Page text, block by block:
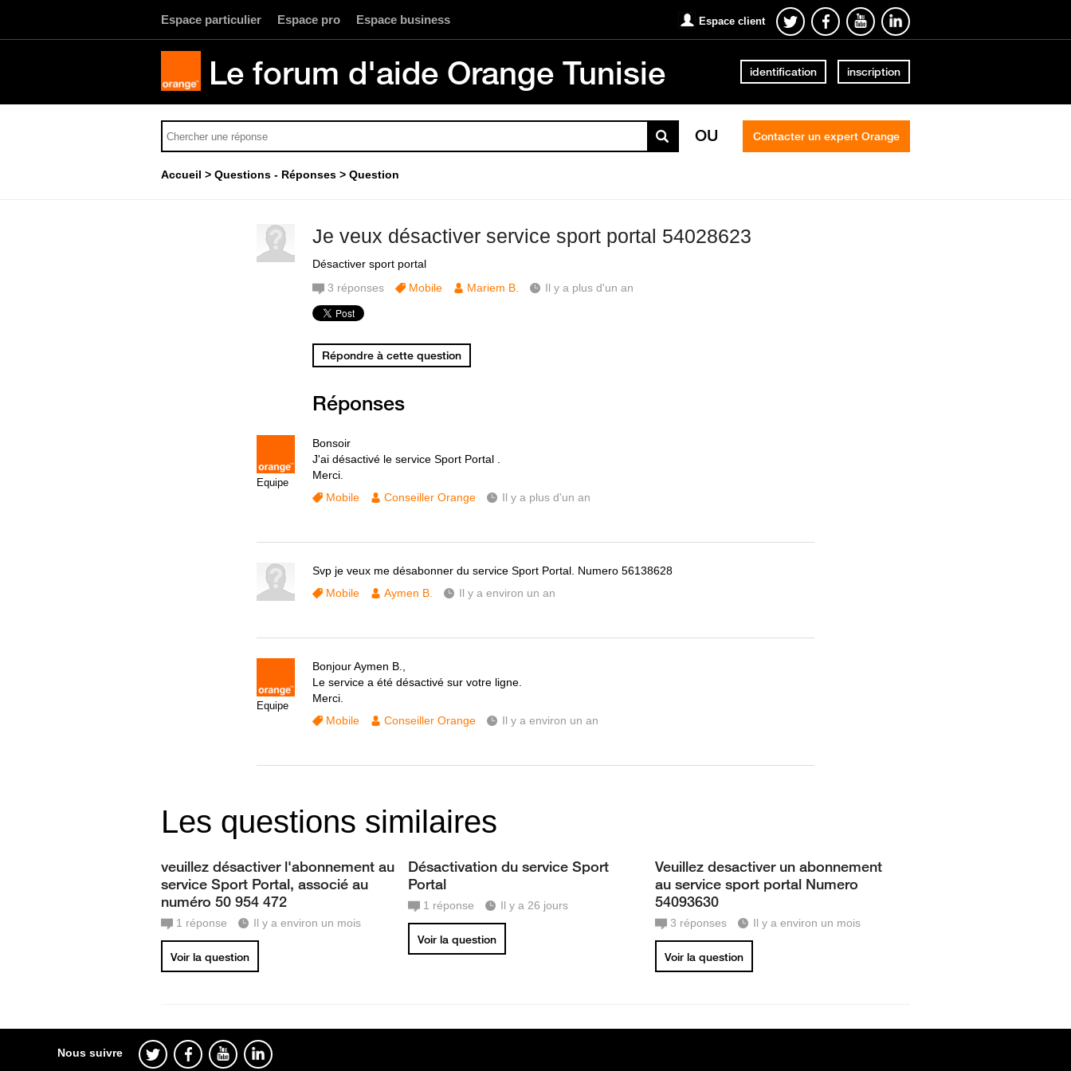
Espace particulier Espace pro Espace business Espace client
Le forum d'aide Orange Tunisie identification inscription
OU Contacter un expert Orange
Accueil Questions - Réponses Question
Je veux désactiver service sport portal 54028623
Désactiver sport portal
3 réponses Mobile Mariem B. Il y a plus d'un an
Répondre à cette question
Réponses
Equipe
Bonsoir
J'ai désactivé le service Sport Portal .
Merci.
Mobile
Conseiller Orange Il y a plus d'un an
Svp je veux me désabonner du service Sport Portal. Numero 56138628
Mobile
Aymen B. Il y a environ un an
Equipe
Bonjour Aymen B.,
Le service a été désactivé sur votre ligne.
Merci.
Mobile
Conseiller Orange Il y a environ un an
Les questions similaires
veuillez désactiver l'abonnement au
service Sport Portal, associé au
numéro 50 954 472
1 réponse Il y a environ un mois
Voir la question
Désactivation du service Sport
Portal
1 réponse Il y a 26 jours
Voir la question
Veuillez desactiver un abonnement
au service sport portal Numero
54093630
3 réponses Il y a environ un mois
Voir la question
Nous suivre